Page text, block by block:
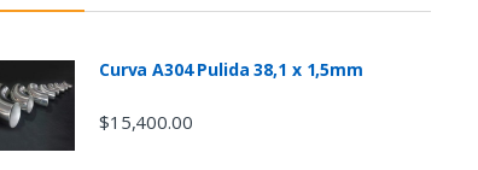
Curva A304 Pulida 38,1 x 1,5mm
$15,400.00